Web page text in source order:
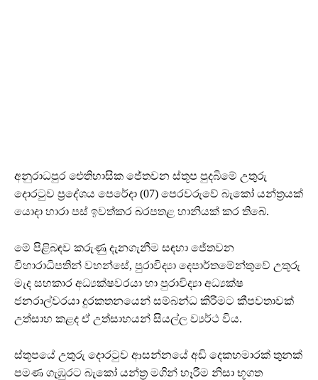
අනුරාධපුර ඓතිහාසික ජේතවන ස්තූප පුදබිමේ උතුරු
දොරටුව ප්‍රදේශය පෙරේදා (07) පෙරවරුවේ බැකෝ යන්ත්‍රයක්
යොදා හාරා පස් ඉවත්කර බරපතළ හානියක් කර තිබේ.
මේ පිළිබඳව කරුණු දැනගැනීම සඳහා ජේතවන
විහාරාධිපතින් වහන්සේ, පුරාවිද්‍යා දෙපාර්තමේන්තුවේ උතුරු
මැද සහකාර අධ්‍යක්ෂවරයා හා පුරාවිද්‍යා අධ්‍යක්ෂ
ජනරාල්වරයා දුරකතනයෙන් සම්බන්ධ කිරීමට කීපවතාවක්
උත්සාහ කළද ඒ උත්සාහයන් සියල්ල ව්‍යර්ථ විය.
ස්තූපයේ උතුරු දොරටුව ආසන්නයේ අඩි දෙකහමාරක් තුනක්
පමණ ගැඹුරට බැකෝ යන්ත්‍ර මගින් හෑරීම නිසා භූගත